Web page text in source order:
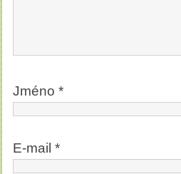
Jméno *
E-mail *